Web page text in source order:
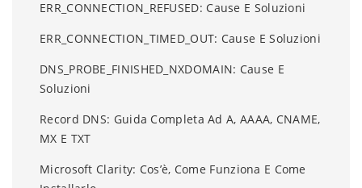
ERR_CONNECTION_REFUSED: Cause E Soluzioni
ERR_CONNECTION_TIMED_OUT: Cause E Soluzioni
DNS_PROBE_FINISHED_NXDOMAIN: Cause E
Soluzioni
Record DNS: Guida Completa Ad A, AAAA, CNAME,
MX E TXT
Microsoft Clarity: Cos’è, Come Funziona E Come